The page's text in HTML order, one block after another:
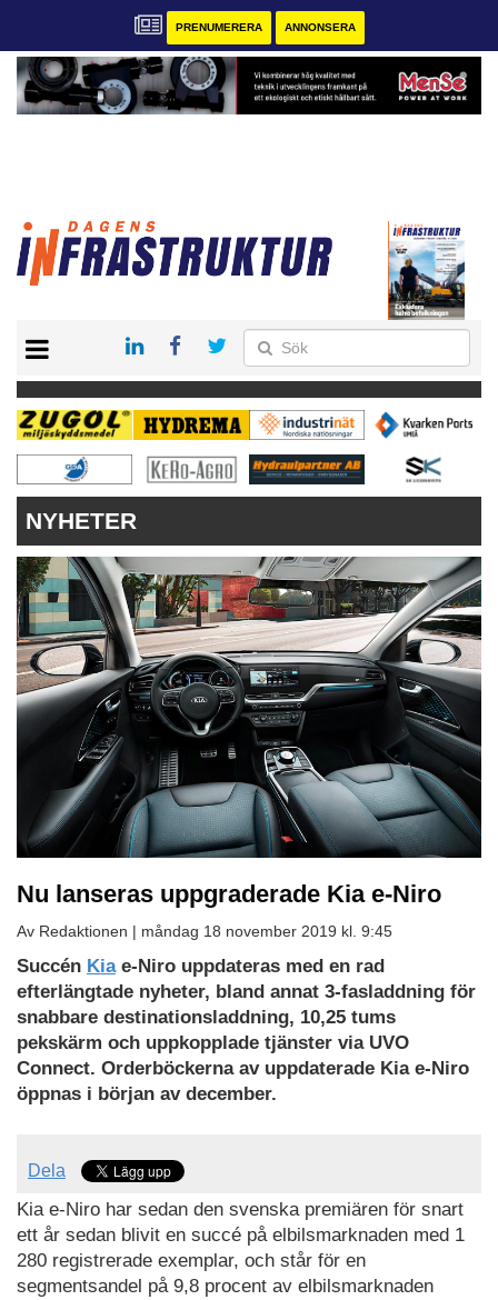
PRENUMERERA ANNONSERA
KONTAKT
VÅRA ANDRA MAGASIN
PRENUMERERA
ANNONSERA
NYHETER
Nu lanseras uppgraderade Kia e-Niro
Av Redaktionen | måndag 18 november 2019 kl. 9:45
Succén Kiae-Niro uppdateras med en rad
efterlängtade nyheter, bland annat 3-fasladdning för
snabbare destinationsladdning, 10,25 tums
pekskärm och uppkopplade tjänster via UVO
Connect. Orderböckerna av uppdaterade Kia e-Niro
öppnas i början av december.
Dela
Kia e-Niro har sedan den svenska premiären för snart
ett år sedan blivit en succé på elbilsmarknaden med 1
280 registrerade exemplar, och står för en
segmentsandel på 9,8 procent av elbilsmarknaden